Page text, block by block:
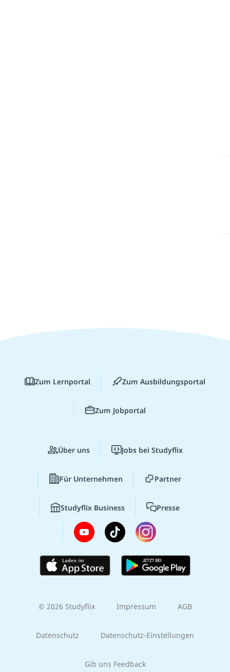
Zum Lernportal Zum Ausbildungsportal
Zum Jobportal
Über uns Jobs bei Studyflix
Für Unternehmen Partner
Studyflix Business Presse
© 2026 Studyflix Impressum AGB
Datenschutz Datenschutz-Einstellungen
Gib uns Feedback